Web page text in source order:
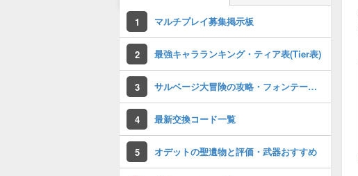
1 マルチプレイ募集掲示板
2 最強キャラランキング・ティア表(Tier表)
3 サルベージ大冒険の攻略・フォンテーヌ夏イベント
4 最新交換コード一覧
5 オデットの聖遺物と評価・武器おすすめ